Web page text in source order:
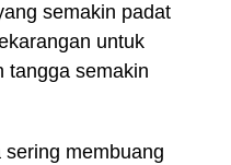
semakin padat
untuk
tangga semakin
membuang